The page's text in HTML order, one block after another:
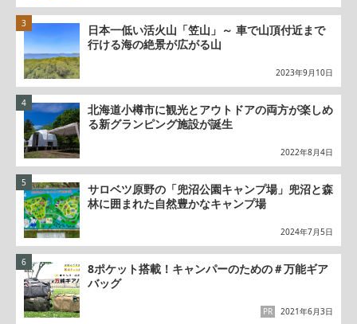
日本一低い活火山「笠山」～ 車で山頂付近まで
行ける海の絶景が広がる山
2023年9月10日
北海道小樽市に観光とアウトドアの両方が楽しめ
る新グランピング施設が誕生
2022年8月4日
サロベツ原野の「兜沼公園キャンプ場」兜沼と森
林に囲まれた自然豊かなキャンプ場
2024年7月5日
8ポケット搭載！キャンパーのための＃万能ギア
バッグ
2021年6月3日
PR